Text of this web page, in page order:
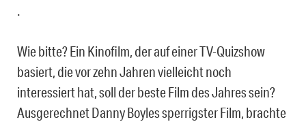
.
Wie bitte? Ein Kinofilm, der auf einer TV-Quizshow
basiert, die vor zehn Jahren vielleicht noch
interessiert hat, soll der beste Film des Jahres sein?
Ausgerechnet Danny Boyles sperrigster Film, brachte